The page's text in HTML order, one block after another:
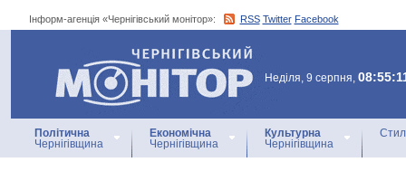
Інформ-агенція «Чернігівський монітор»: RSS Twitter Facebook
Інформ-агенція
«Чернігівський монітор»
Неділя, 9 серпня,
Політична
Чернігівщина
Економічна
Чернігівщина
Культурна
Чернігівщина